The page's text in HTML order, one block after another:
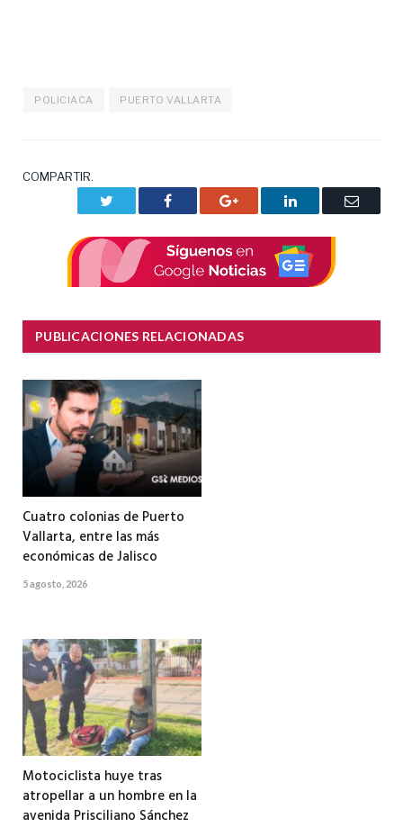
POLICIACA PUERTO VALLARTA
COMPARTIR.
Facebook Google+ LinkedIn
Correo
PUBLICACIONES RELACIONADAS
Cuatro colonias de Puerto
Vallarta, entre las más
económicas de Jalisco
5 agosto, 2026
Motociclista huye tras
atropellar a un hombre en la
avenida Prisciliano Sánchez